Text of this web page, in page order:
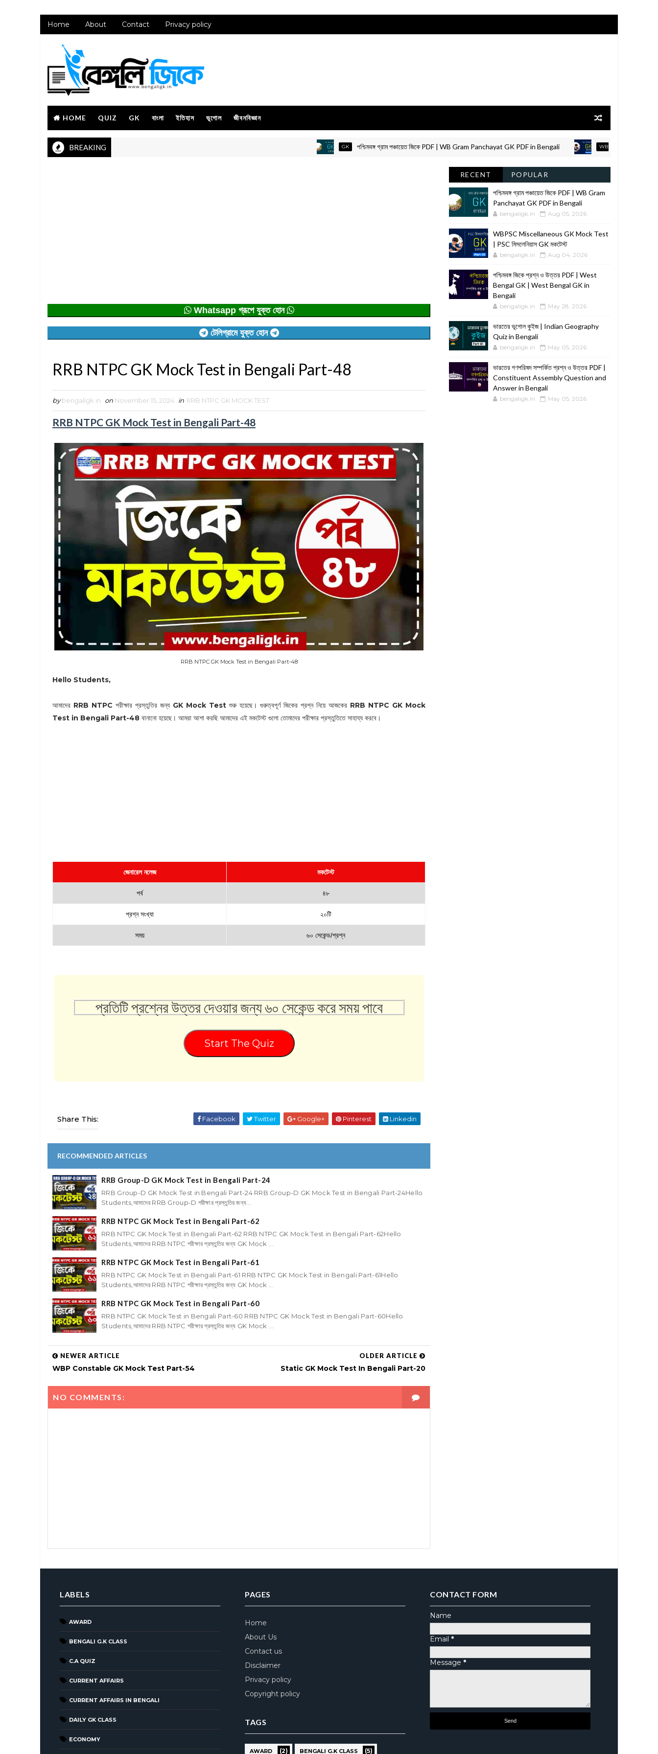
Home About Contact Privacy policy
HOME QUIZ GK বাংলা ইতিহাস ভূগোল জীবনবিজ্ঞান
BREAKING GK পশ্চিমবঙ্গ গ্রাম পঞ্চায়েত জিকে PDF | WB Gram Panchayat GK PDF in Bengali WBPSC MISCELLANEOUS
Whatsapp গ্রূপে যুক্ত হোন
টেলিগ্রামে যুক্ত হোন
RRB NTPC GK Mock Test in Bengali Part-48
by bengaligk.in on November 15, 2024 in RRB NTPC GK MOCK TEST
RRB NTPC GK Mock Test in Bengali Part-48
RRB NTPC GK Mock Test in Bengali Part-48
Hello Students,
আমাদের RRB NTPC পরীক্ষার প্রস্তুতির জন্য GK Mock Test শুরু হয়েছে। গুরুত্বপূর্ণ জিকের প্রশ্ন নিয়ে আজকের RRB NTPC GK Mock
Test in Bengali Part-48 বানানো হয়েছে। আমরা আশা করছি আমাদের এই মকটেস্ট গুলো তোমাদের পরীক্ষার প্রস্তুতিতে সাহায্য করবে।
জেনারেল নলেজ মকটেস্ট
পর্ব ৪৮
প্রশ্ন সংখ্যা ২০টি
সময় ৬০ সেকেন্ড/প্রশ্ন
প্রতিটি প্রশ্নের উত্তর দেওয়ার জন্য ৬০ সেকেন্ড করে সময় পাবে
Start The Quiz
Share This: Facebook Twitter Google+ Pinterest Linkedin
RECOMMENDED ARTICLES
RRB Group-D GK Mock Test in Bengali Part-24
RRB Group-D GK Mock Test in Bengali Part-24 RRB Group-D GK Mock Test in Bengali Part-24Hello
Students,আমাদের RRB Group-D পরীক্ষার প্রস্তুতির জন্য...
RRB NTPC GK Mock Test in Bengali Part-62
RRB NTPC GK Mock Test in Bengali Part-62 RRB NTPC GK Mock Test in Bengali Part-62Hello
Students,আমাদের RRB NTPC পরীক্ষার প্রস্তুতির জন্য GK Mock ...
RRB NTPC GK Mock Test in Bengali Part-61
RRB NTPC GK Mock Test in Bengali Part-61 RRB NTPC GK Mock Test in Bengali Part-61Hello
Students,আমাদের RRB NTPC পরীক্ষার প্রস্তুতির জন্য GK Mock ...
RRB NTPC GK Mock Test in Bengali Part-60
RRB NTPC GK Mock Test in Bengali Part-60 RRB NTPC GK Mock Test in Bengali Part-60Hello
Students,আমাদের RRB NTPC পরীক্ষার প্রস্তুতির জন্য GK Mock ...
NEWER ARTICLE
WBP Constable GK Mock Test Part-54
OLDER ARTICLE
Static GK Mock Test In Bengali Part-20
NO COMMENTS:
RECENT POPULAR
পশ্চিমবঙ্গ গ্রাম পঞ্চায়েত জিকে PDF | WB Gram
Panchayat GK PDF in Bengali
bengaligk.in Aug 05, 2026
WBPSC Miscellaneous GK Mock Test
| PSC মিসলেনিয়াস GK মকটেস্ট
bengaligk.in Aug 04, 2026
পশ্চিমবঙ্গ জিকে প্রশ্ন ও উত্তর PDF | West
Bengal GK | West Bengal GK in
Bengali
bengaligk.in May 28, 2026
ভারতের ভূগোল কুইজ | Indian Geography
Quiz in Bengali
bengaligk.in May 05, 2026
ভারতের গণপরিষদ সম্পর্কিত প্রশ্ন ও উত্তর PDF |
Constituent Assembly Question and
Answer in Bengali
bengaligk.in May 05, 2026
LABELS
AWARD
BENGALI G.K CLASS
C.A QUIZ
CURRENT AFFAIRS
CURRENT AFFAIRS IN BENGALI
DAILY GK CLASS
ECONOMY
PAGES
Home
About Us
Contact us
Disclaimer
Privacy policy
Copyright policy
TAGS
AWARD (2) BENGALI G.K CLASS (5)
CONTACT FORM
Name
Email *
Message *